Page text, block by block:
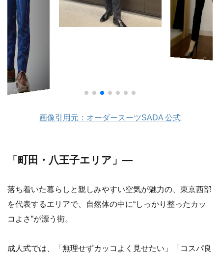
画像引用元：オーダースーツSADA 公式
「町田・八王子エリア」—
落ち着いた暮らしと親しみやすい空気が魅力の、東京西部
を代表するエリアで、自然体の中に“しっかり整ったカッ
コよさ”が漂う街。
成人式では、「無理せずカッコよく見せたい」「コスパ良